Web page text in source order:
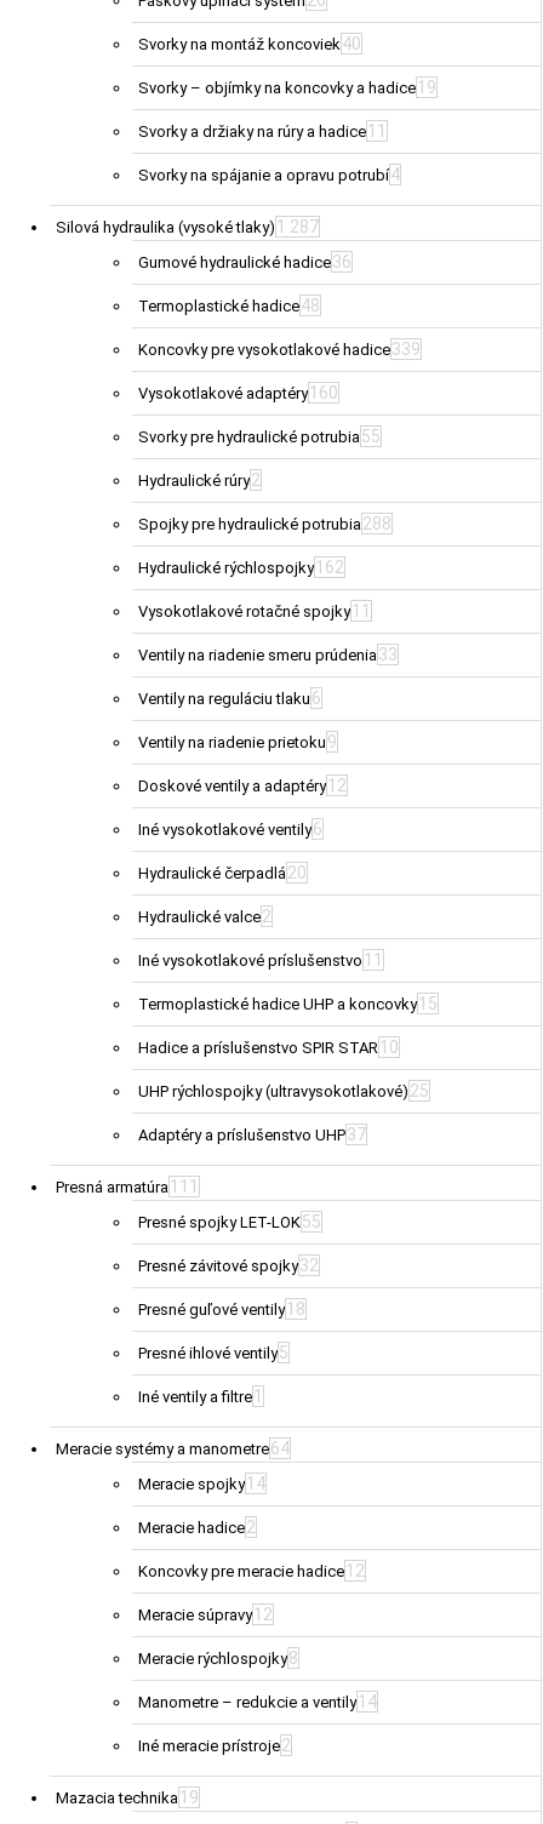
Svorky na montáž koncoviek40
Svorky – objímky na koncovky a hadice 19
Svorky a držiaky na rúry a hadice 11
Svorky na spájanie a opravu potrubí4
Silová hydraulika (vysoké tlaky) 1 287
Gumové hydraulické hadice36
Termoplastické hadice48
Koncovky pre vysokotlakové hadice339
Vysokotlakové adaptéry 160
Svorky pre hydraulické potrubia55
Hydraulické rúry2
Spojky pre hydraulické potrubia288
Hydraulické rýchlospojky 162
Vysokotlakové rotačné spojky 11
Ventily na riadenie smeru prúdenia33
Ventily na reguláciu tlaku 6
Ventily na riadenie prietoku 9
Doskové ventily a adaptéry 12
Iné vysokotlakové ventily6
Hydraulické čerpadlá20
Hydraulické valce2
Iné vysokotlakové príslušenstvo 11
Termoplastické hadice UHP a koncovky 15
Hadice a príslušenstvo SPIR STAR 10
UHP rýchlospojky (ultravysokotlakové) 25
Adaptéry a príslušenstvo UHP37
Presná armatúra 111
Presné spojky LET-LOK55
Presné závitové spojky32
Presné guľové ventily 18
Presné ihlové ventily5
Iné ventily a filtre 1
Meracie systémy a manometre64
Meracie spojky 14
Meracie hadice2
Koncovky pre meracie hadice 12
Meracie súpravy 12
Meracie rýchlospojky8
Manometre – redukcie a ventily 14
Iné meracie prístroje2
Mazacia technika 19